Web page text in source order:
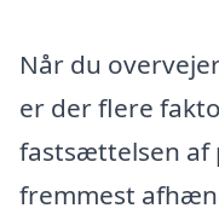
Når du
er der flere
fastsættelsen af
fremmest